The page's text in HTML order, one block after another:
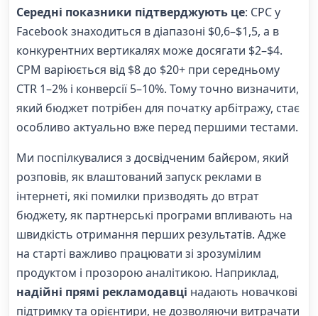
Середні показники підтверджують це: CPC у
Facebook знаходиться в діапазоні $0,6–$1,5, а в
конкурентних вертикалях може досягати $2–$4.
CPM варіюється від $8 до $20+ при середньому
CTR 1–2% і конверсії 5–10%. Тому точно визначити,
який бюджет потрібен для початку арбітражу, стає
особливо актуально вже перед першими тестами.
Ми поспілкувалися з досвідченим байєром, який
розповів, як влаштований запуск реклами в
інтернеті, які помилки призводять до втрат
бюджету, як партнерські програми впливають на
швидкість отримання перших результатів. Адже
на старті важливо працювати зі зрозумілим
продуктом і прозорою аналітикою. Наприклад,
надійні прямі рекламодавці надають новачкові
підтримку та орієнтири, не дозволяючи витрачати